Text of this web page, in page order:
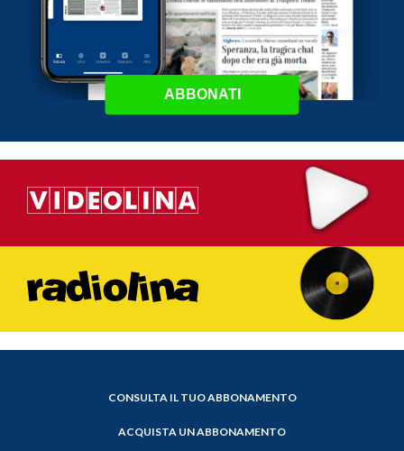
ABBONATI
CONSULTA IL TUO ABBONAMENTO
ACQUISTA UN ABBONAMENTO